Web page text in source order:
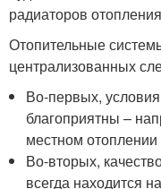
радиаторов
Отопительные
централизованных
Во-первых,
благоприятны –
местном
Во-вторых,
всегда находится